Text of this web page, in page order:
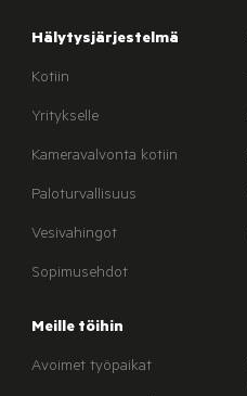
Hälytysjärjestelmä
Kotiin
Yritykselle
Kameravalvonta kotiin
Paloturvallisuus
Vesivahingot
Sopimusehdot
Meille töihin
Avoimet työpaikat